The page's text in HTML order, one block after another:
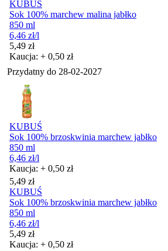
KUBUŚ
Sok 100% marchew malina jabłko
850 ml
6,46 zł/l
Cena
5,49 zł
Kaucja: + 0,50 zł
Przydatny do 28-02-2027
KUBUŚ
Sok 100% brzoskwinia marchew jabłko
850 ml
6,46 zł/l
Kaucja: + 0,50 zł
Cena
5,49 zł
KUBUŚ
Sok 100% brzoskwinia marchew jabłko
850 ml
6,46 zł/l
Cena
5,49 zł
Kaucja: + 0,50 zł